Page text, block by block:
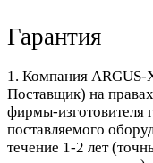
Гарантия
1. Компания
Поставщик) на
фирмы-изготовителя
поставляемого
течение 1-2 лет